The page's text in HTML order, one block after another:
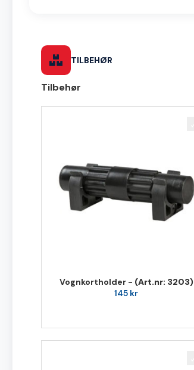
TILBEHØR
Tilbehør
Vognkortholder - (Art.nr: 3203)
145 kr